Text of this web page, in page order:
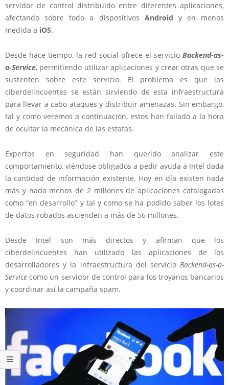
servidor de control distribuido entre diferentes aplicaciones,
afectando sobre todo a dispositivos Android y en menos
medida a iOS.
Desde hace tiempo, la red social ofrece el servicio Backend-as-
a-Service, permitiendo utilizar aplicaciones y crear otras que se
sustenten sobre este servicio. El problema es que los
ciberdelincuentes se están sirviendo de esta infraestructura
para llevar a cabo ataques y distribuir amenazas. Sin embargo,
tal y como veremos a continuación, estos han fallado a la hora
de ocultar la mecánica de las estafas.
Expertos en seguridad han querido analizar este
comportamiento, viéndose obligados a pedir ayuda a Intel dada
la cantidad de información existente. Hoy en día existen nada
más y nada menos de 2 millones de aplicaciones catalogadas
como “en desarrollo” y tal y como se ha podido saber los lotes
de datos robados ascienden a más de 56 millones.
Desde Intel son más directos y afirman que los
ciberdelincuentes han utilizado las aplicaciones de los
desarrolladores y la infraestructura del servicio Backend-as-a-
Service como un servidor de control para los troyanos bancarios
y coordinar así la campaña spam.